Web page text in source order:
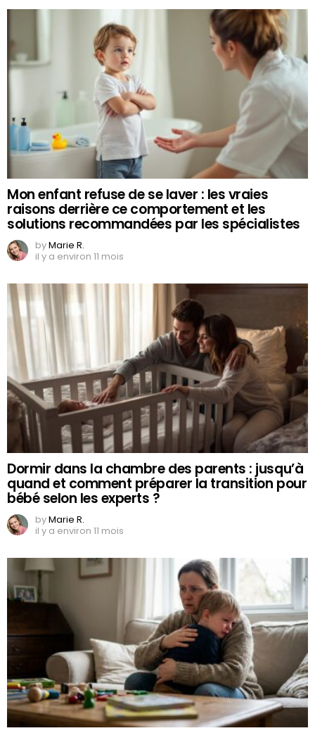
Mon enfant refuse de se laver : les vraies
raisons derrière ce comportement et les
solutions recommandées par les spécialistes
byMarie R.
il y a environ 11 mois
Dormir dans la chambre des parents : jusqu’à
quand et comment préparer la transition pour
bébé selon les experts ?
byMarie R.
il y a environ 11 mois